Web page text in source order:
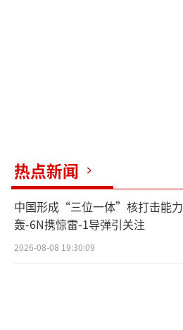
热点新闻
中国形成“三位一体”核打击能力
轰-6N携惊雷-1导弹引关注
2026-08-08 19:30:09